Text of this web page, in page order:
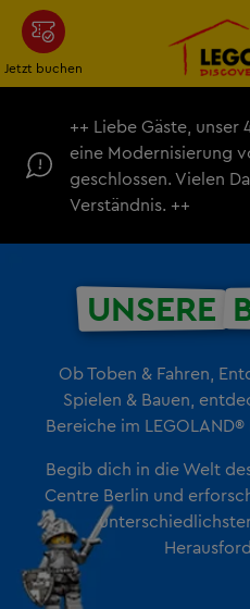
Zum
Hauptinhalt
springen
Jetzt buchen
++ Liebe Gäste,
eine Modernisierung
geschlossen. Vielen
Verständnis. ++
UNSERE
Ob Toben & Fahren,
Spielen & Bauen,
Bereiche im
Begib dich in die Welt
Centre Berlin und